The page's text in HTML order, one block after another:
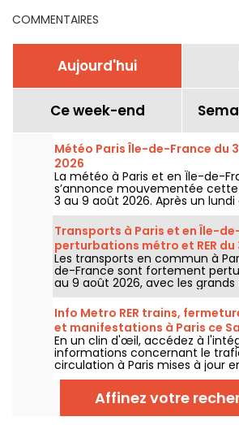
COMMENTAIRES
Aujourd'hui
Ce week-end
Météo Paris Île-de-France du
2026
La météo à Paris et en Île-de-
s’annonce mouvementée
3 au 9 août 2026. Après un
marqué par un risque d’orages,
températures vont
avant le retour d’un temps
ensoleillé pour le week-end.
Transports à Paris et en Île-
perturbations métro et RER du
2026
Les transports en commun à
de-France sont fortement
au 9 août 2026, avec les
d'été qui impactent très
certaines lignes, selon la RATP et
Info Metro RER trains,
et manifestations à Paris ce
août 2026
En un clin d'œil, accédez à
informations concernant le
circulation à Paris mises à jour
réel. Metro RER et Transilien de la
travaux, circulation, grands
manifestations, on vous donne
informations pratiques à
Affinez votre